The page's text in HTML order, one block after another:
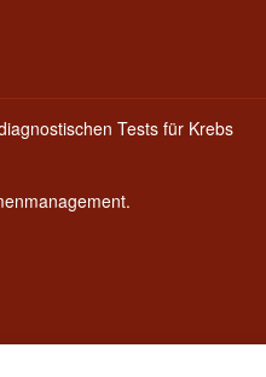
Tests für Krebs